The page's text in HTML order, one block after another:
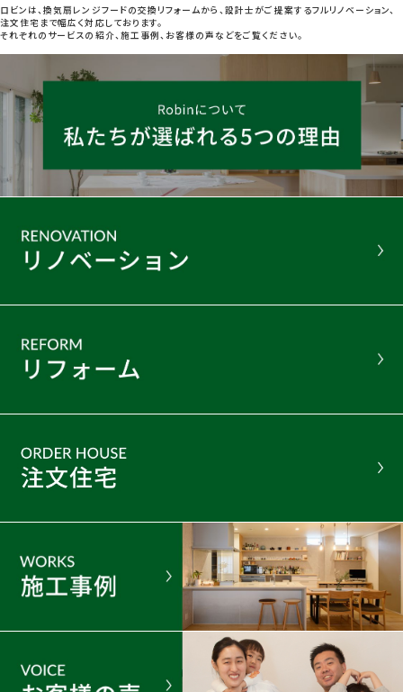
ロビンは、換気扇レンジフードの交換リフォームから、設計士がご提案するフルリノベーション、
注文住宅まで幅広く対応しております。
それぞれのサービスの紹介、施工事例、お客様の声などをご覧ください。